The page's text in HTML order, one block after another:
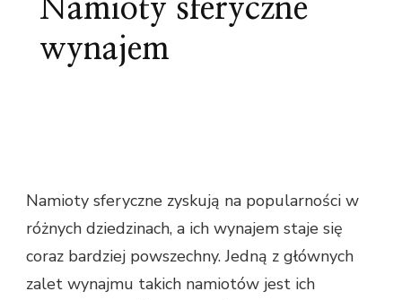
Namioty sferyczne
wynajem
Namioty sferyczne zyskują na popularności w
różnych dziedzinach, a ich wynajem staje się
coraz bardziej powszechny. Jedną z głównych
zalet wynajmu takich namiotów jest ich